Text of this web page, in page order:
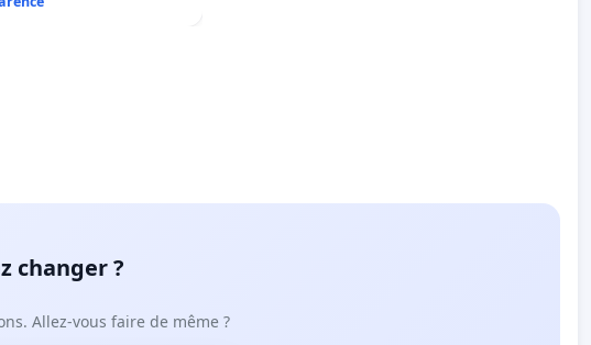
changer ?
Allez-vous faire de même ?